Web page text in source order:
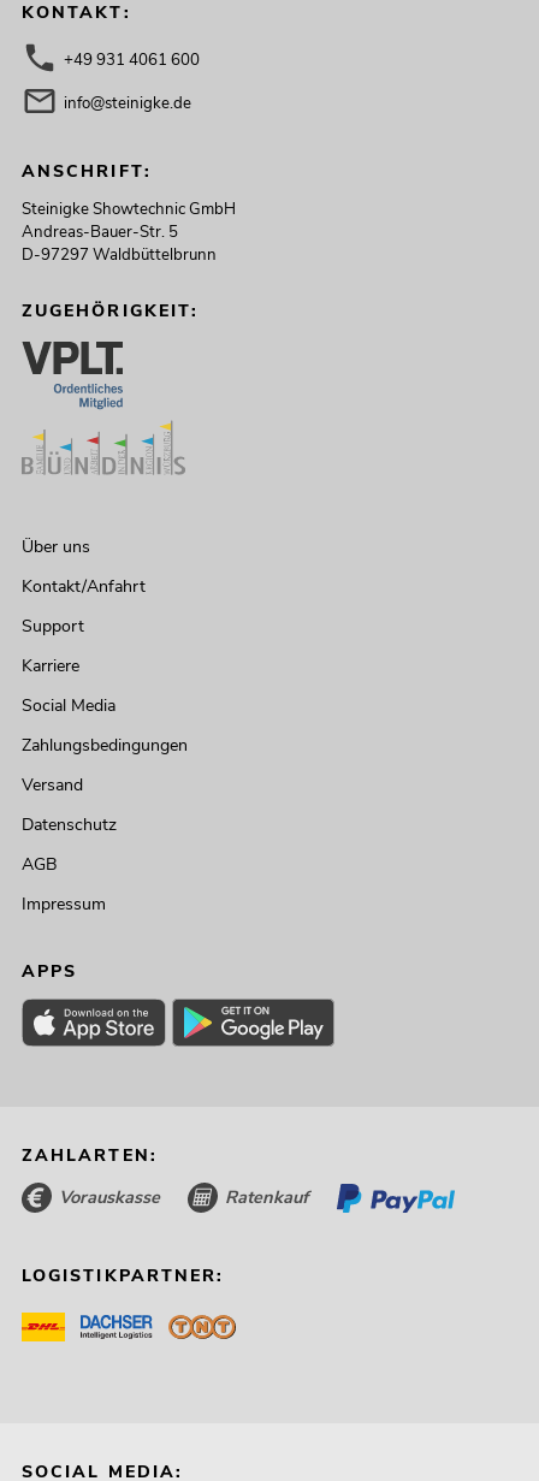
KONTAKT:
+49 931 4061 600
info@steinigke.de
ANSCHRIFT:
Steinigke Showtechnic GmbH
Andreas-Bauer-Str. 5
D-97297 Waldbüttelbrunn
ZUGEHÖRIGKEIT:
Über uns
Kontakt/Anfahrt
Support
Karriere
Social Media
Zahlungsbedingungen
Versand
Datenschutz
AGB
Impressum
APPS
ZAHLARTEN:
Vorauskasse Ratenkauf
LOGISTIKPARTNER:
SOCIAL MEDIA: